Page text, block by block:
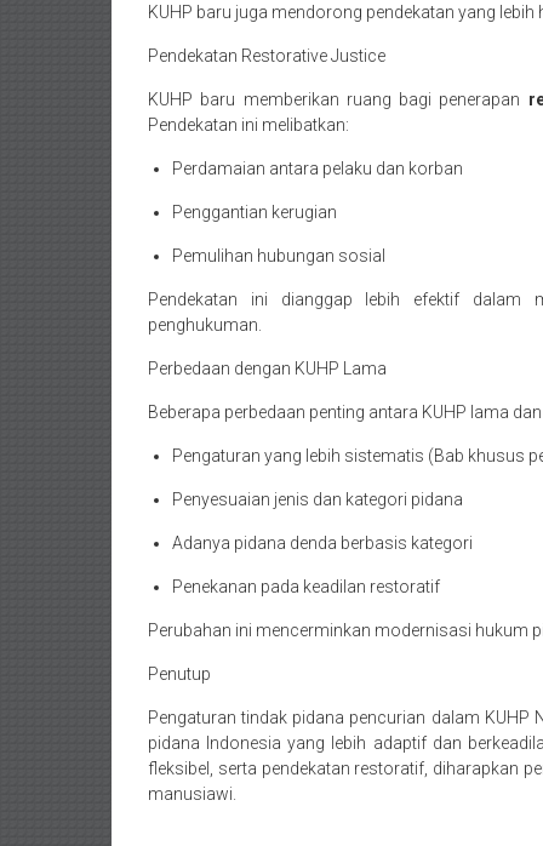
Malang,
Kediri,
Madiun,
Ponorogo,
Cilacap,
Banjarnegara,
Temanggung,
Wonosobo,
Cirebon,
Karawang,
Aceh,
Medan,
Padang,
Jakarta
Pusat,
Bontang,
Demak,
KUHP baru juga mendorong pendekatan yang
Pendekatan Restorative Justice
KUHP baru memberikan ruang bagi penerapan
Pendekatan ini melibatkan:
Perdamaian antara pelaku dan korban
Penggantian kerugian
Pemulihan hubungan sosial
Pendekatan ini dianggap lebih efektif dalam
penghukuman.
Perbedaan dengan KUHP Lama
Beberapa perbedaan penting antara KUHP lama
Pengaturan yang lebih sistematis (Bab khusus
Penyesuaian jenis dan kategori pidana
Adanya pidana denda berbasis kategori
Penekanan pada keadilan restoratif
Perubahan ini mencerminkan modernisasi hukum
Penutup
Pengaturan tindak pidana pencurian dalam
pidana Indonesia yang lebih adaptif dan
fleksibel, serta pendekatan restoratif, diharapkan
manusiawi.